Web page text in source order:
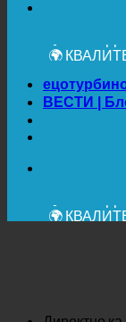
🌍
ВЕСТИ |
🌍